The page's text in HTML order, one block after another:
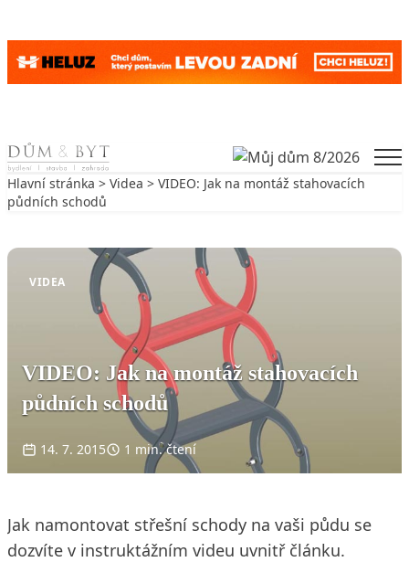
Skip to content
Hlavní stránka > Videa > VIDEO: Jak na montáž stahovacích
půdních schodů
VIDEA
VIDEO: Jak na montáž stahovacích
půdních schodů
14. 7. 2015 1 min. čtení
Jak namontovat střešní schody na vaši půdu se
dozvíte v instruktážním videu uvnitř článku.